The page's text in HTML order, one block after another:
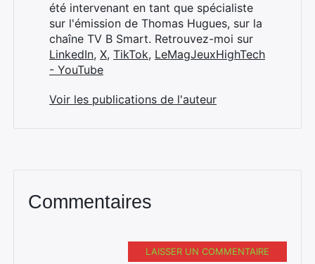
été intervenant en tant que spécialiste
sur l'émission de Thomas Hugues, sur la
chaîne TV B Smart. Retrouvez-moi sur
LinkedIn, X, TikTok, LeMagJeuxHighTech
- YouTube
Voir les publications de l'auteur
Commentaires
LAISSER UN COMMENTAIRE